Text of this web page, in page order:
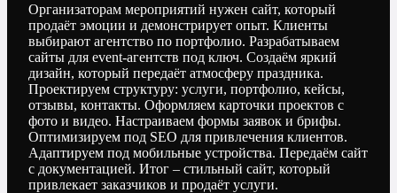
Организаторам мероприятий нужен сайт, который
продаёт эмоции и демонстрирует опыт. Клиенты
выбирают агентство по портфолио. Разрабатываем
сайты для event-агентств под ключ. Создаём яркий
дизайн, который передаёт атмосферу праздника.
Проектируем структуру: услуги, портфолио, кейсы,
отзывы, контакты. Оформляем карточки проектов с
фото и видео. Настраиваем формы заявок и брифы.
Оптимизируем под SEO для привлечения клиентов.
Адаптируем под мобильные устройства. Передаём сайт
с документацией. Итог – стильный сайт, который
привлекает заказчиков и продаёт услуги.